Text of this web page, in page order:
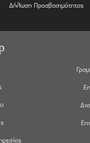
Δήλωση Προσβασιμότητας